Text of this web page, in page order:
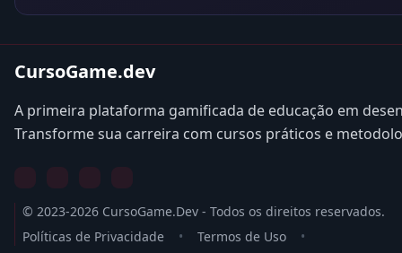
CursoGame.dev
A primeira plataforma gamificada de educação em
Transforme sua carreira com cursos práticos e
© 2023-2026 CursoGame.Dev - Todos os direitos reservados.
Políticas de Privacidade
• Termos de Uso •